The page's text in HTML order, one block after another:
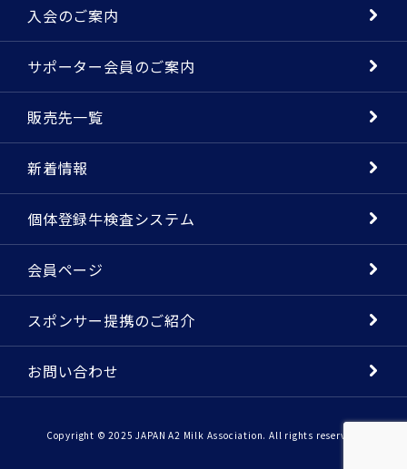
入会のご案内
サポーター会員のご案内
販売先一覧
新着情報
個体登録牛検査システム
会員ページ
スポンサー提携のご紹介
お問い合わせ
Copyright © 2025 JAPAN A2 Milk Association. All rights reserved.